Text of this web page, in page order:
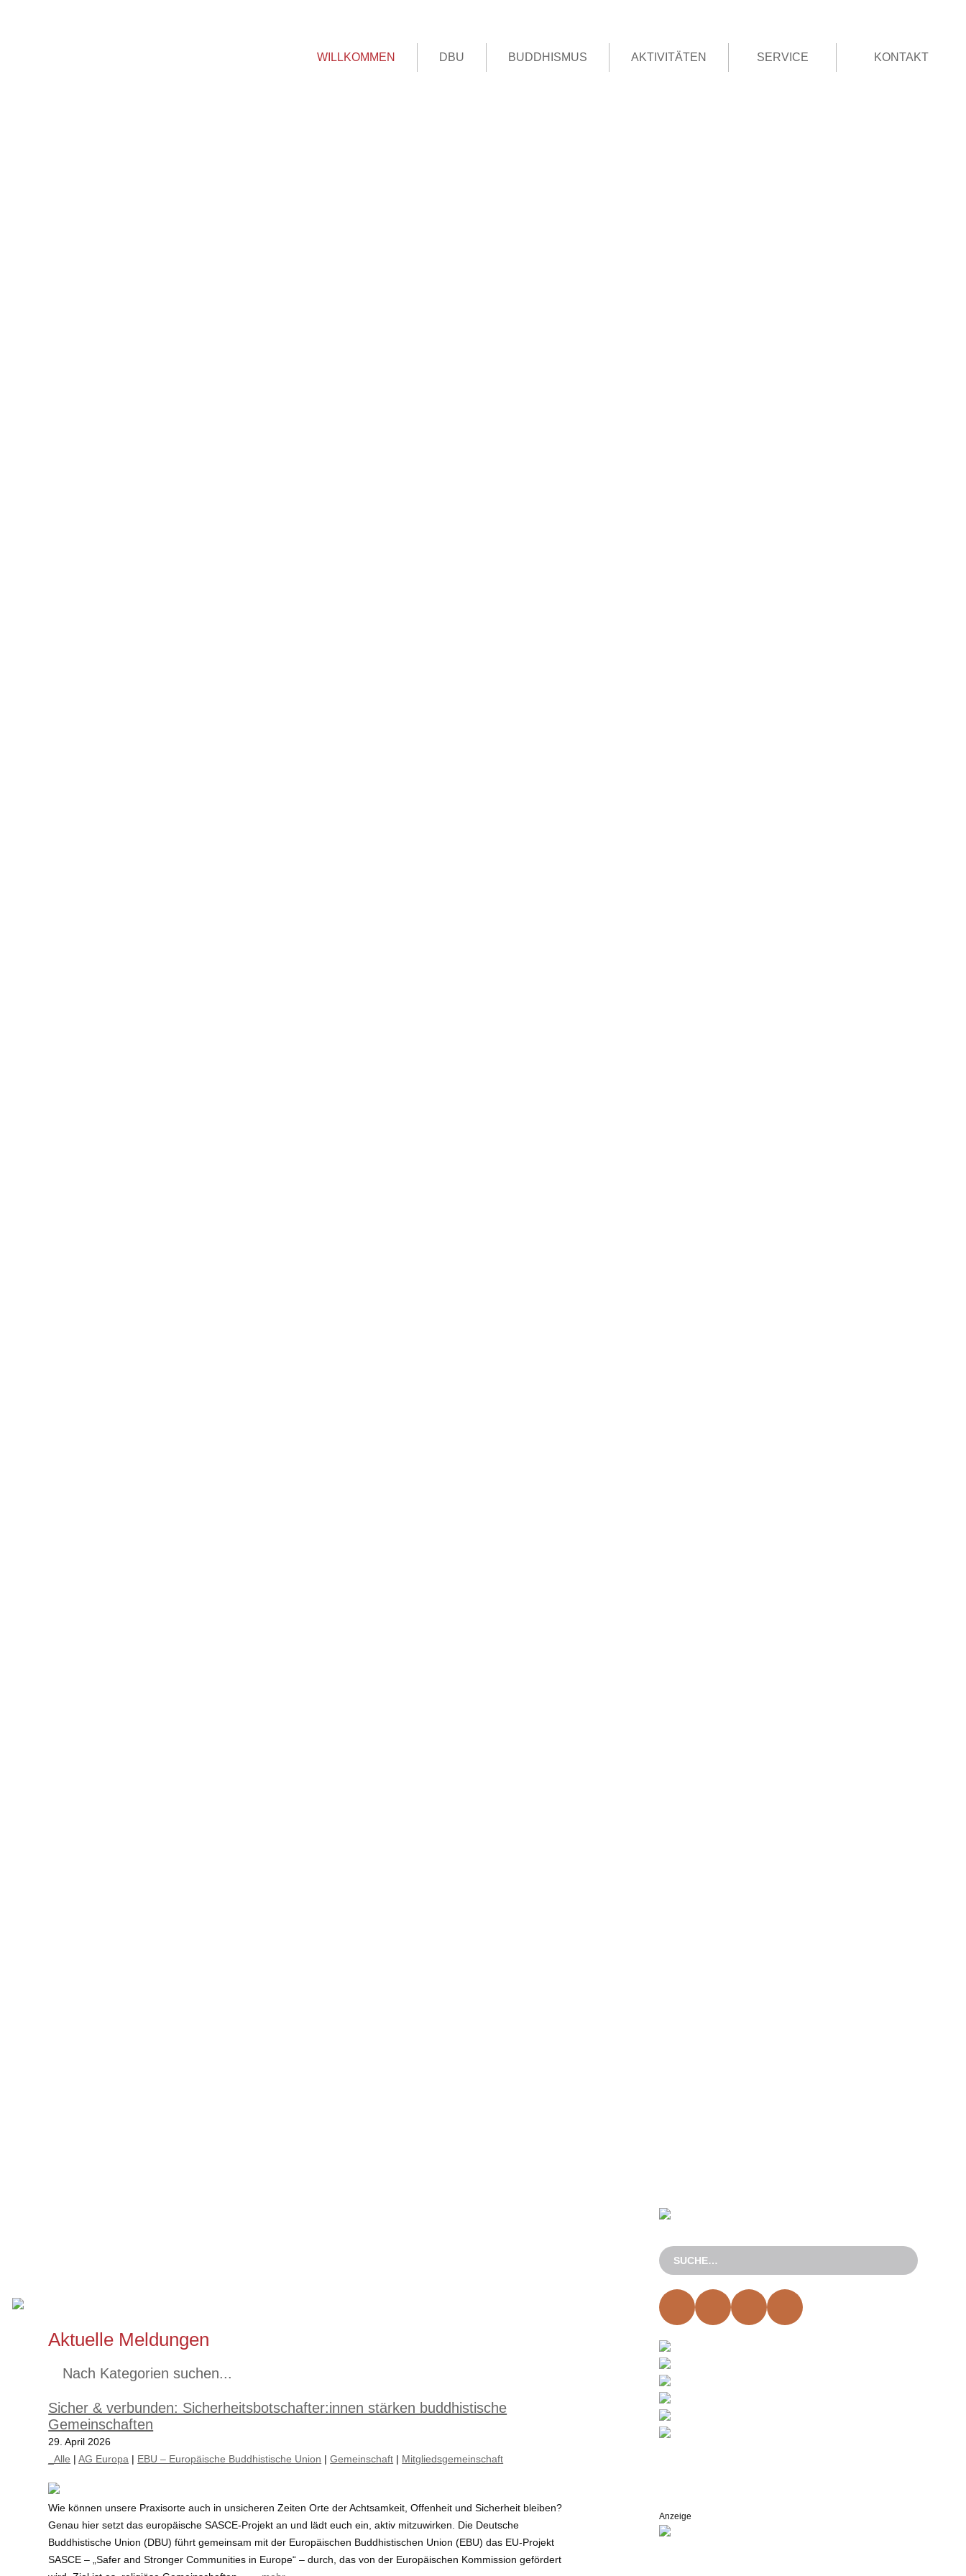
WILLKOMMEN DBU BUDDHISMUS AKTIVITÄTEN SERVICE KONTAKT
Aktuelle Meldungen
Nach Kategorien suchen...
Sicher & verbunden: Sicherheitsbotschafter:innen stärken buddhistische
Gemeinschaften
29. April 2026
_Alle |AG Europa | EBU – Europäische Buddhistische Union |Gemeinschaft | Mitgliedsgemeinschaft
Wie können unsere Praxisorte auch in unsicheren Zeiten Orte der Achtsamkeit, Offenheit und Sicherheit bleiben?
Genau hier setzt das europäische SASCE-Projekt an und lädt euch ein, aktiv mitzuwirken. Die Deutsche
Buddhistische Union (DBU) führt gemeinsam mit der Europäischen Buddhistischen Union (EBU) das EU-Projekt
SASCE – „Safer and Stronger Communities in Europe“ – durch, das von der Europäischen Kommission gefördert
Anzeige